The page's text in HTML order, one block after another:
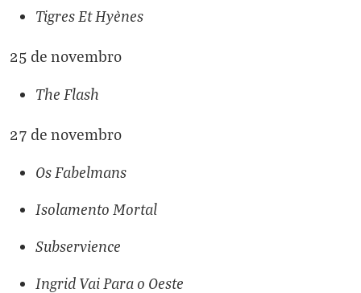
Tigres Et Hyènes
25 de novembro
The Flash
27 de novembro
Os Fabelmans
Isolamento Mortal
Subservience
Ingrid Vai Para o Oeste